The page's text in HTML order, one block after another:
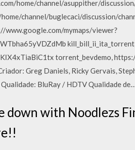
home/channel/asuppither/
channel/buglecaci/discussion/
www.google.com/mymaps/viewer?
torrent_bevdemo,
Greg Daniels, Ricky Gervais,
BluRay / HDTV Qualidade de…
down with Noodlezs